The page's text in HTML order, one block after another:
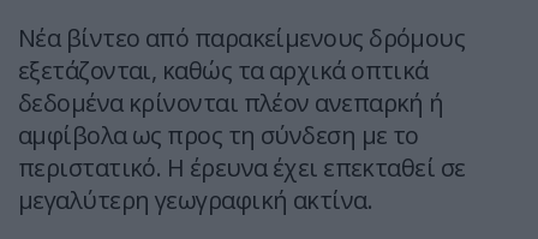
Νέα βίντεο από παρακείμενους δρόμους
εξετάζονται, καθώς τα αρχικά οπτικά
δεδομένα κρίνονται πλέον ανεπαρκή ή
αμφίβολα ως προς τη σύνδεση με το
περιστατικό. Η έρευνα έχει επεκταθεί σε
μεγαλύτερη γεωγραφική ακτίνα.